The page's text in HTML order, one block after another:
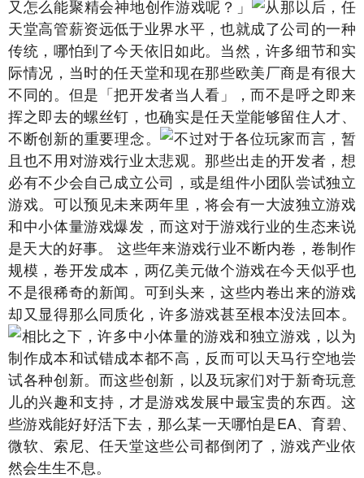
又怎么能聚精会神地创作游戏呢？」
从那以后，任
天堂高管薪资远低于业界水平，也就成了公司的一种
传统，哪怕到了今天依旧如此。当然，许多细节和实
际情况，当时的任天堂和现在那些欧美厂商是有很大
不同的。但是「把开发者当人看」，而不是呼之即来
挥之即去的螺丝钉，也确实是任天堂能够留住人才、
不断创新的重要理念。
不过对于各位玩家而言，暂
且也不用对游戏行业太悲观。那些出走的开发者，想
必有不少会自己成立公司，或是组件小团队尝试独立
游戏。可以预见未来两年里，将会有一大波独立游戏
和中小体量游戏爆发，而这对于游戏行业的生态来说
是天大的好事。 这些年来游戏行业不断内卷，卷制作
规模，卷开发成本，两亿美元做个游戏在今天似乎也
不是很稀奇的新闻。可到头来，这些内卷出来的游戏
却又显得那么同质化，许多游戏甚至根本没法回本。
相比之下，许多中小体量的游戏和独立游戏，以为
制作成本和试错成本都不高，反而可以天马行空地尝
试各种创新。而这些创新，以及玩家们对于新奇玩意
儿的兴趣和支持，才是游戏发展中最宝贵的东西。这
些游戏能好好活下去，那么某一天哪怕是EA、育碧、
微软、索尼、任天堂这些公司都倒闭了，游戏产业依
然会生生不息。